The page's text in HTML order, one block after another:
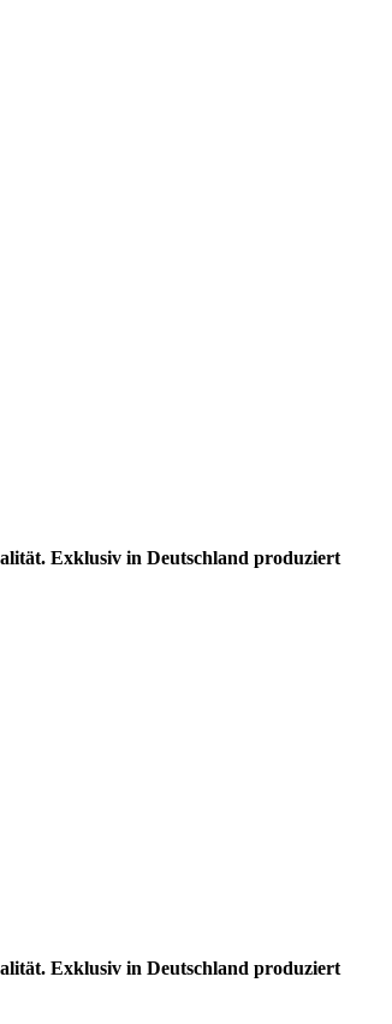
Exklusiv in Deutschland produziert
Exklusiv in Deutschland produziert